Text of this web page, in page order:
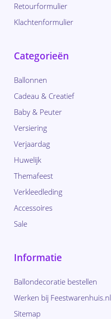
Retourformulier
Klachtenformulier
Categorieën
Ballonnen
Cadeau & Creatief
Baby & Peuter
Versiering
Verjaardag
Huwelijk
Themafeest
Verkleedleding
Accessoires
Sale
Informatie
Ballondecoratie bestellen
Werken bij Feestwarenhuis.nl
Sitemap